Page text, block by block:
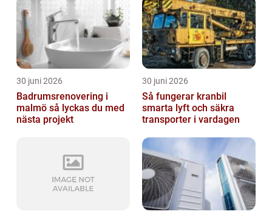
30 juni 2026
Badrumsrenovering i
malmö så lyckas du med
nästa projekt
30 juni 2026
Så fungerar kranbil
smarta lyft och säkra
transporter i vardagen